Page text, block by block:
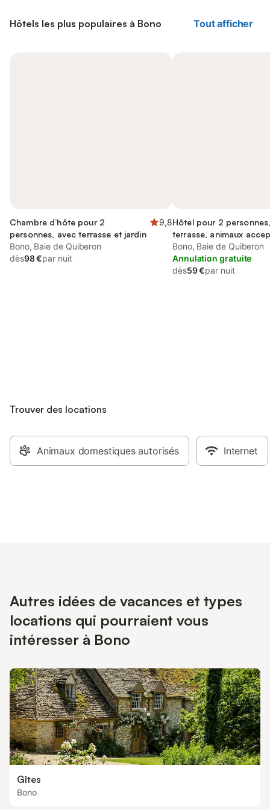
Hôtels les plus populaires à Bono Tout afficher
Chambre d’hôte pour 2
personnes, avec terrasse et jardin
9,8
Bono, Baie de Quiberon
dès98 €par nuit
Hôtel pour 2
terrasse, animaux
Bono, Baie de Quiberon
Annulation gratuite
dès59 €par nuit
Trouver des locations
Animaux domestiques autorisés Internet
Autres idées de vacances et types
locations qui pourraient vous
intéresser à Bono
Gîtes
Bono